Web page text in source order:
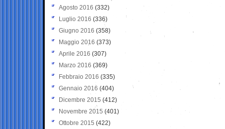
Agosto 2016 (332)
Luglio 2016 (336)
Giugno 2016 (358)
Maggio 2016 (373)
Aprile 2016 (307)
Marzo 2016 (369)
Febbraio 2016 (335)
Gennaio 2016 (404)
Dicembre 2015 (412)
Novembre 2015 (401)
Ottobre 2015 (422)